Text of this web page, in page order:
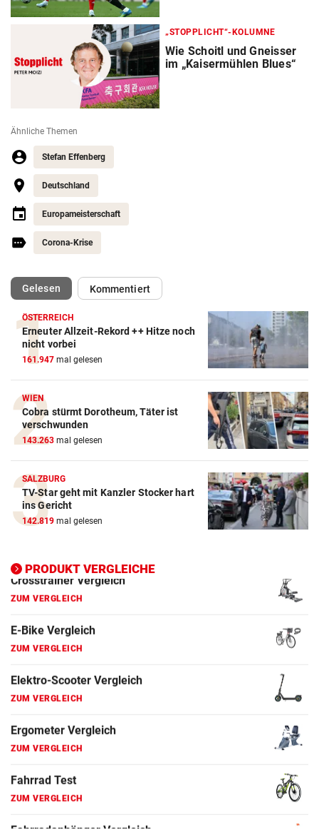
„STOPPLICHT“-KOLUMNE
Wie Schoitl und Gneisser
im „Kaisermühlen Blues“
Ähnliche Themen
Stefan Effenberg
Deutschland
Europameisterschaft
Corona-Krise
Gelesen(ausgewählt)Kommentiert
ÖSTERREICH
Erneuter Allzeit-Rekord ++ Hitze noch
nicht vorbei
161.947 mal gelesen
WIEN
Cobra stürmt Dorotheum, Täter ist
verschwunden
143.263 mal gelesen
SALZBURG
TV-Star geht mit Kanzler Stocker hart
ins Gericht
142.819 mal gelesen
PRODUKT VERGLEICHE
Action-Cam Vergleich
Crosstrainer Vergleich
ZUM VERGLEICH
Elektro-Scooter Vergleich
ZUM VERGLEICH
ZUM VERGLEICH
Fahrrad Test
Fahrradanhänger Vergleich
Faszienrolle Vergleich
Hoverboard Vergleich
Kinderfahrrad Vergleich